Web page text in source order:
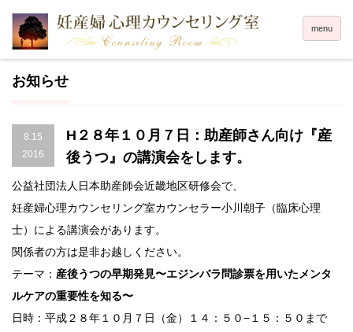
menu
お知らせ
8.15
2016
H２８年１０月７日：助産師さん向け『産
後うつ』の講演会をします。
公益社団法人日本助産師会近畿地区研修会で、
妊産婦心理カウンセリング室カウンセラー小川朝子（臨床心理
士）による講演会があります。
関係者の方は是非お越しください。
テーマ： 産後うつの早期発見〜エジンバラ問診票を用いたメンタ
ルケアの重要性を知る〜
日時：平成２８年１０月７日（金）１４：５０−１５：５０まで